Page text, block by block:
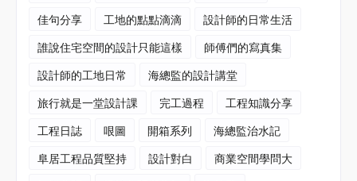
佳句分享
工地的點點滴滴
設計師的日常生活
誰說住宅空間的設計只能這樣
師傅們的寫真集
設計師的工地日常
海總監的設計講堂
旅行就是一堂設計課
完工過程
工程知識分享
工程日誌
哏圖 開箱系列
海總監治水記
阜居工程品質堅持
設計對白
商業空間學問大